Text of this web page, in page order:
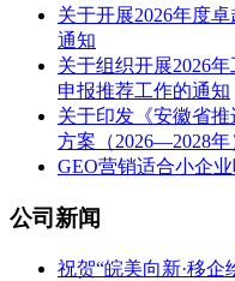
关于开展2026年度
通知
关于组织开展2026
申报推荐工作的通知
关于印发《安徽省
方案（2026—2028年
GEO营销适合小企
公司新闻
祝贺“皖美向新·移企